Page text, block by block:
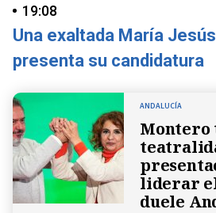
19:08
Una exaltada María
presenta su candidatura
ANDALUCÍA
Montero
liderar el
duele